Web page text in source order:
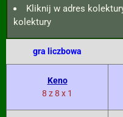
Kliknij w adres
kolektury
gra liczbowa
Keno
8 z 8 x 1